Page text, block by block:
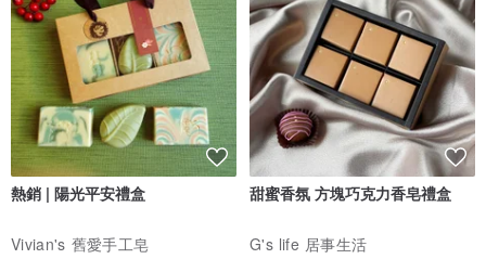
熱銷 | 陽光平安禮盒
Vivian's 舊愛手工皂
甜蜜香氛 方塊巧克力香皂禮盒
G's life 居事生活